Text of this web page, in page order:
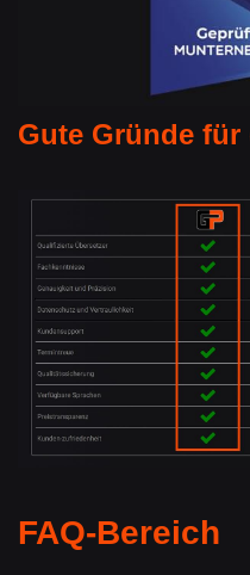
Gute Gründe für
FAQ-Bereich